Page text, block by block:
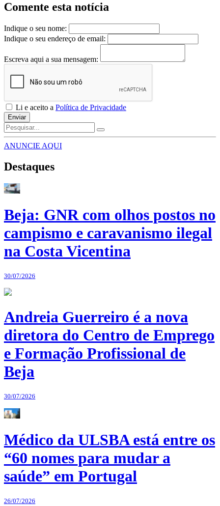
Comente esta notícia
Indique o seu nome:
Indique o seu endereço de email:
Escreva aqui a sua mensagem:
Li e aceito a Política de Privacidade
Enviar
ANUNCIE AQUI
Destaques
Beja: GNR com olhos postos no
campismo e caravanismo ilegal
na Costa Vicentina
30/07/2026
Andreia Guerreiro é a nova
diretora do Centro de Emprego
e Formação Profissional de
Beja
30/07/2026
Médico da ULSBA está entre os
“60 nomes para mudar a
saúde” em Portugal
26/07/2026